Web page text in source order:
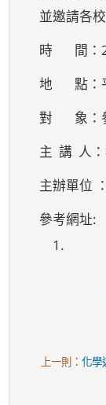
並邀請各
時 間：
地 點：
對 象：
主 講 人
主辦單位
參考網址:
1.
上一則：化學